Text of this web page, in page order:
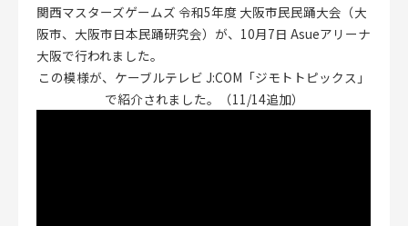
CLOSE
関西マスターズゲームズ 令和5年度 大阪市民民踊大会（大
阪市、大阪市日本民踊研究会）が、10月7日 Asueアリーナ
大阪で行われました。
この模様が、ケーブルテレビ J:COM「ジモトトピックス」
で紹介されました。（11/14追加）